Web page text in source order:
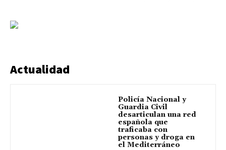
Actualidad
Policía Nacional y
Guardia Civil
desarticulan una red
española que
traficaba con
personas y droga en
el Mediterráneo